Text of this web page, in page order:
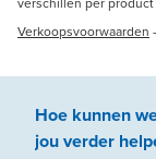
Verkoopsvoorwaarden -
Hoe kunnen
jouverder